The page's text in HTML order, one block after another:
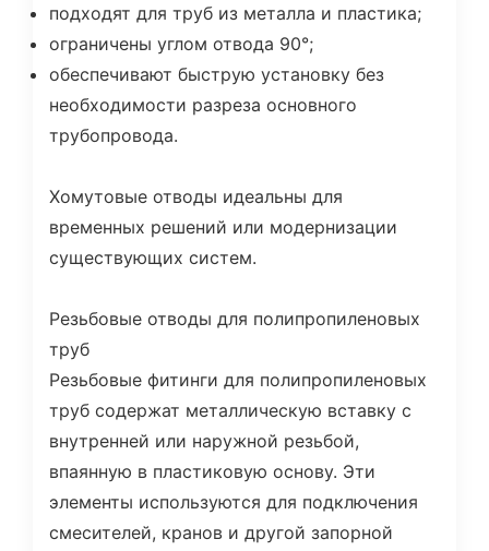
подходят для труб из металла и пластика;
ограничены углом отвода 90°;
обеспечивают быструю установку без
необходимости разреза основного
трубопровода.
Хомутовые отводы идеальны для
временных решений или модернизации
существующих систем.
Резьбовые отводы для полипропиленовых
труб
Резьбовые фитинги для полипропиленовых
труб содержат металлическую вставку с
внутренней или наружной резьбой,
впаянную в пластиковую основу. Эти
элементы используются для подключения
смесителей, кранов и другой запорной